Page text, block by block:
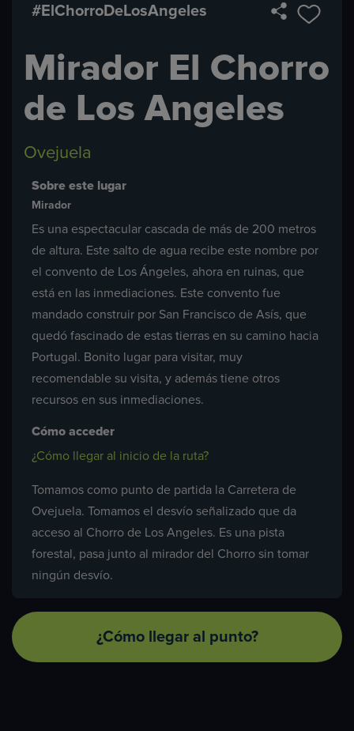
#ElChorroDeLosAngeles
Mirador El Chorro
de Los Angeles
Ovejuela
Sobre este lugar
Mirador
Es una espectacular cascada de más de 200 metros
de altura. Este salto de agua recibe este nombre por
el convento de Los Ángeles, ahora en ruinas, que
está en las inmediaciones. Este convento fue
mandado construir por San Francisco de Asís, que
quedó fascinado de estas tierras en su camino hacia
Portugal. Bonito lugar para visitar, muy
recomendable su visita, y además tiene otros
recursos en sus inmediaciones.
Cómo acceder
¿Cómo llegar al inicio de la ruta?
Tomamos como punto de partida la Carretera de
Ovejuela. Tomamos el desvío señalizado que da
acceso al Chorro de Los Angeles. Es una pista
forestal, pasa junto al mirador del Chorro sin tomar
ningún desvío.
¿Cómo llegar al punto?